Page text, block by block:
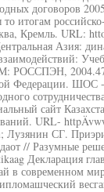
договоров
итогам
Кремль. URL:
Азия:
М: РОССПЭН,
Федерации. ШОС -
сайт
URL-
Лузянин СГ.
// Разумные
Декларация
современном